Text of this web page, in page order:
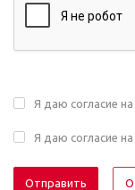
Я даю согласие на
Я даю согласие